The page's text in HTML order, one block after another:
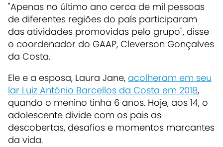
"Apenas no último ano cerca de mil pessoas
de diferentes regiões do país participaram
das atividades promovidas pelo grupo", disse
o coordenador do GAAP, Cleverson Gonçalves
da Costa.
Ele e a esposa, Laura Jane, acolheram em seu
lar Luiz Antônio Barcellos da Costa em 2018,
quando o menino tinha 6 anos. Hoje, aos 14, o
adolescente divide com os pais as
descobertas, desafios e momentos marcantes
da vida.